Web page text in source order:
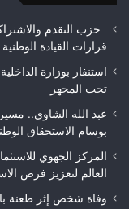
حزب التقدم
قرارات القيادة الوطنية
استنفار بوزارة
تحت المجهر
عبد الله الشاوي..
بوسام الاستحقاق
المركز الجهوي
العالم لتعزيز فرص
وفاة شخص إثر طعنة